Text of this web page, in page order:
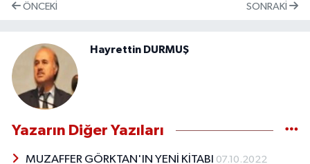
ÖNCEKI SONRAKI
Hayrettin DURMUŞ
Yazarın Diğer Yazıları
MUZAFFER GÖRKTAN'IN YENİ KİTABI 07.10.2022